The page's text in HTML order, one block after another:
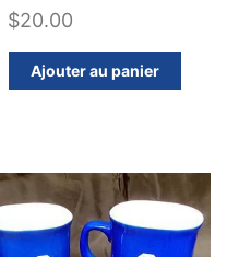
$20.00
Ajouter au panier